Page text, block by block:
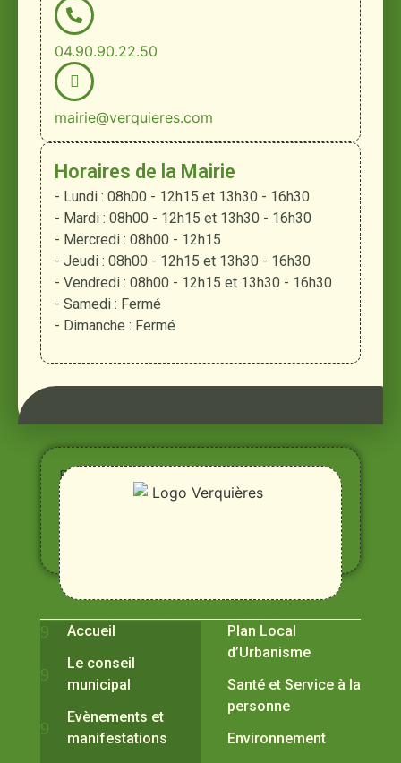
04.90.90.22.50
mairie@verquieres.com
Horaires de la Mairie
- Lundi : 08h00 - 12h15 et 13h30 - 16h30
- Mardi : 08h00 - 12h15 et 13h30 - 16h30
- Mercredi : 08h00 - 12h15
- Jeudi : 08h00 - 12h15 et 13h30 - 16h30
- Vendredi : 08h00 - 12h15 et 13h30 - 16h30
- Samedi : Fermé
- Dimanche : Fermé
Entre
Rhône,
Alpilles
et
Durance
Accueil
Le conseil
municipal
Evènements et
manifestations
Plan Local
d’Urbanisme
Santé et Service à la
personne
Environnement